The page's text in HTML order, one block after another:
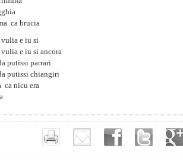
ca brucia
vulia e iu si
vulia e iu si ancora
putissi parrari
putissi chiangiri
ca nicu era